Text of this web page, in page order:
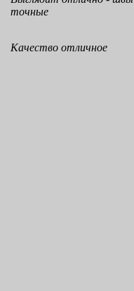
точные
Качество отличное